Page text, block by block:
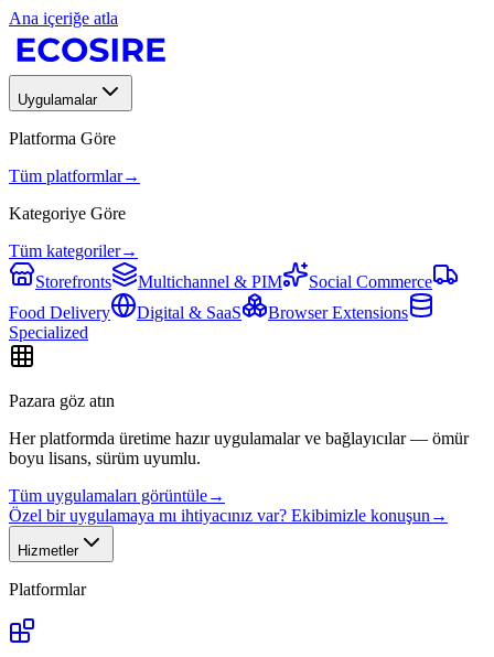
Ana içeriğe atla
Uygulamalar
Platforma Göre
Tüm platformlar→
Kategoriye Göre
Tüm kategoriler→
Storefronts
Multichannel & PIM
Social Commerce
Food Delivery
Digital & SaaS
Browser Extensions
Specialized
Pazara göz atın
Her platformda üretime hazır uygulamalar ve bağlayıcılar — ömür
boyu lisans, sürüm uyumlu.
Tüm uygulamaları görüntüle→
Özel bir uygulamaya mı ihtiyacınız var? Ekibimizle konuşun →
Hizmetler
Platformlar